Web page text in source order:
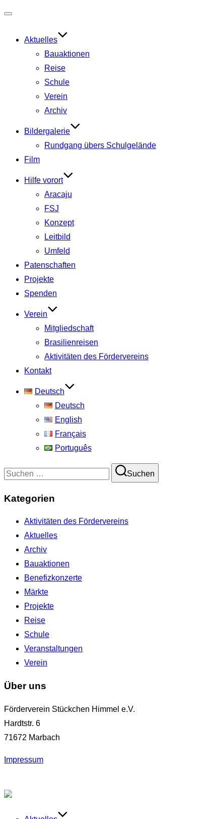
Aktuelles
Bauaktionen
Reise
Schule
Verein
Archiv
Bildergalerie
Rundgang übers Schulgelände
Film
Hilfe vorort
Aracaju
FSJ
Konzept
Leitbild
Umfeld
Patenschaften
Projekte
Spenden
Verein
Mitgliedschaft
Brasilienreisen
Aktivitäten des Fördervereins
Kontakt
Deutsch
Deutsch
English
Français
Português
Suchen
Suchen
Kategorien
Aktivitäten des Fördervereins
Aktuelles
Archiv
Bauaktionen
Benefizkonzerte
Märkte
Projekte
Reise
Schule
Veranstaltungen
Verein
Über uns
Förderverein Stückchen Himmel e.V.
Hardtstr. 6
71672 Marbach
Impressum
Inhalt